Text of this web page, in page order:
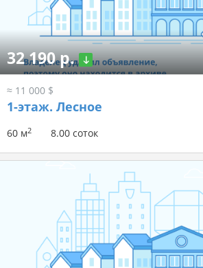
32 190 р.
≈ 11 000 $
1-этаж. Лесное
60 м2 8.00 соток